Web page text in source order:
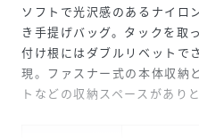
ソフトで光沢感のあるナイロ
き手提げバッグ。タックを取
付け根にはダブルリベットで
現。ファスナー式の本体収納
トなどの収納スペースがあり